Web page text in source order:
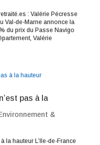
: Valérie Pécresse
Val-de-Marne annonce la
du prix du Passe Navigo
Valérie
pas à la
&
la hauteur L’Ile-de-France